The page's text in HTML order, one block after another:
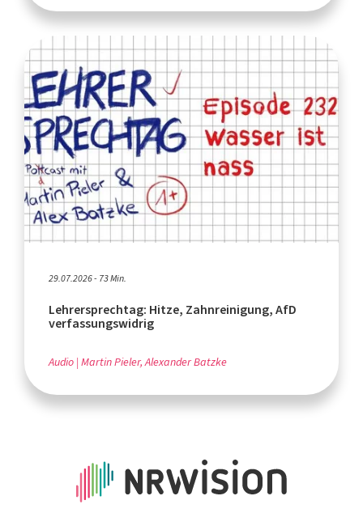
29.07.2026 - 73 Min.
Lehrersprechtag: Hitze, Zahnreinigung, AfD
verfassungswidrig
Audio Martin Pieler, Alexander Batzke